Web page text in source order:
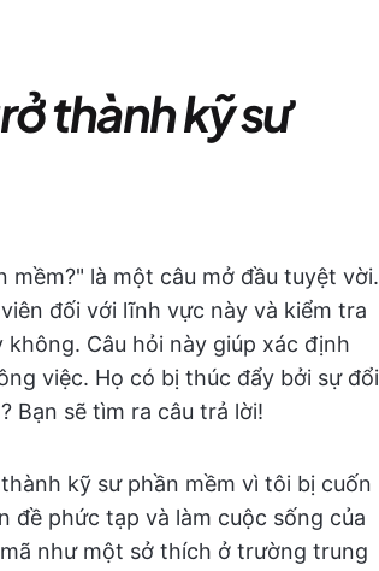
thành kỹ sư
là một câu mở đầu tuyệt vời.
đối với lĩnh vực này và kiểm tra
Câu hỏi này giúp xác định
việc. Họ có bị thúc đẩy bởi sự đổi
Bạn sẽ tìm ra câu trả lời!
kỹ sư phần mềm vì tôi bị cuốn
đề phức tạp và làm cuộc sống của
như một sở thích ở trường trung